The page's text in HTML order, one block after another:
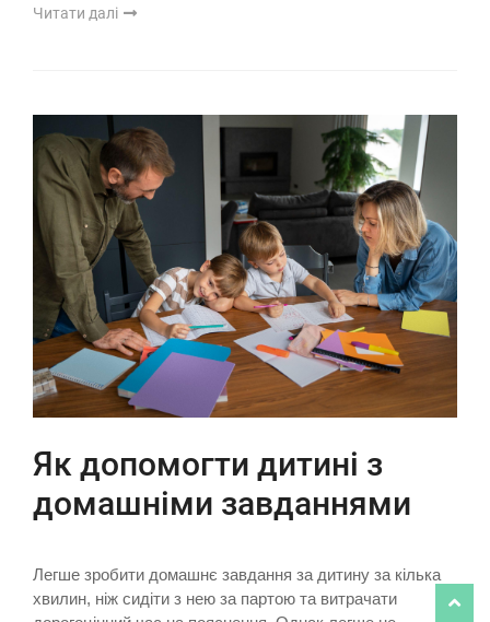
Читати далі
Як допомогти дитині з
домашніми завданнями
Легше зробити домашнє завдання за дитину за кілька
хвилин, ніж сидіти з нею за партою та витрачати